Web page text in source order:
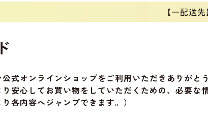
【一配送
式オンラインショップをご利用いただきありがと
安心してお買い物をしていただくための、必要な
各内容へジャンプできます。）